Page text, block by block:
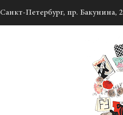
Санкт-Петербург, пр. Бакунина,